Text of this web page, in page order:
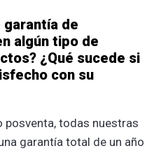
garantía de
algún tipo de
¿Qué sucede si
con su
posventa, todas nuestras
garantía total de un año